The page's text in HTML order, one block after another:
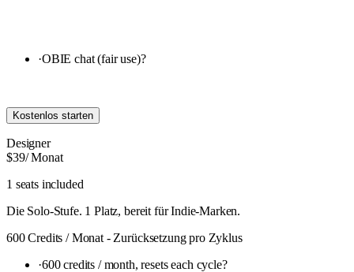
·OBIE chat (fair use)?
Kostenlos starten
Designer
$39/ Monat
1 seats included
Die Solo-Stufe. 1 Platz, bereit für Indie-Marken.
600 Credits / Monat - Zurücksetzung pro Zyklus
·600 credits / month, resets each cycle?